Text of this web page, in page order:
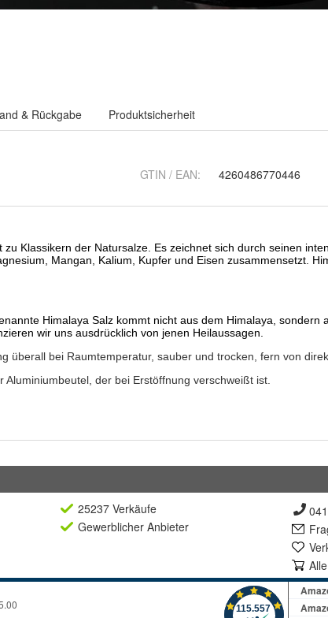
& Rückgabe Produktsicherheit
GTIN / EAN: 4260486770446
25237 Verkäufe
Gewerblicher Anbieter